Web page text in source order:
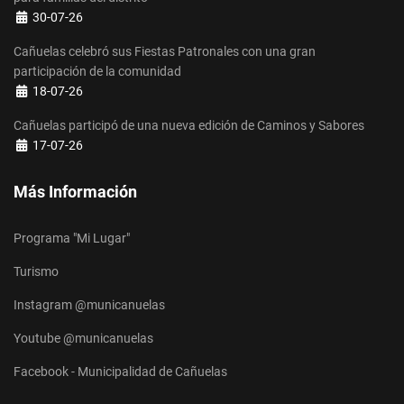
Detalles
30-07-26
Cañuelas celebró sus Fiestas Patronales con una gran
participación de la comunidad
Detalles
18-07-26
Cañuelas participó de una nueva edición de Caminos y Sabores
Detalles
17-07-26
Más Información
Programa "Mi Lugar"
Turismo
Instagram @municanuelas
Youtube @municanuelas
Facebook - Municipalidad de Cañuelas